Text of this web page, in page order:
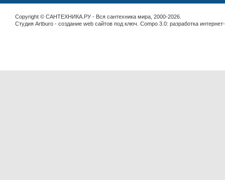
Copyright © САНТЕХНИКА.РУ - Вся сантехника мира, 2000-2026.
Студия Artburo - cоздание web сайтов под ключ . Compo 3.0: разработка